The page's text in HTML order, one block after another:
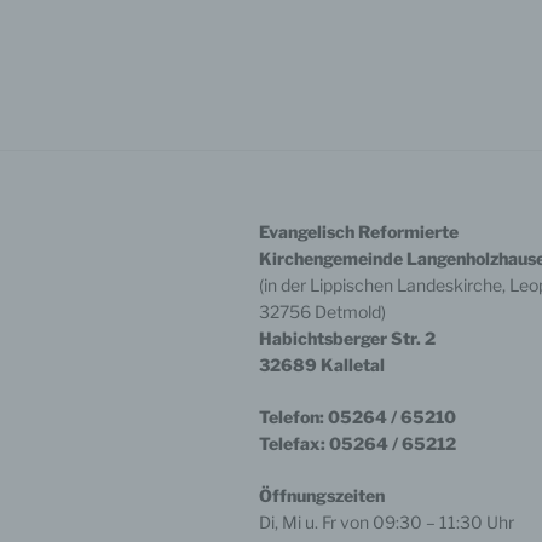
Evangelisch Reformierte
Kirchengemeinde
(in der Lippischen Landeskirche,
32756 Detmold)
Habichtsberger Str. 2
32689 Kalletal
Telefon: 05264 / 65210
Telefax: 05264 / 65212
Öffnungszeiten
Di, Mi u. Fr von 09:30 – 11:30 Uhr
der
Der
Bitte